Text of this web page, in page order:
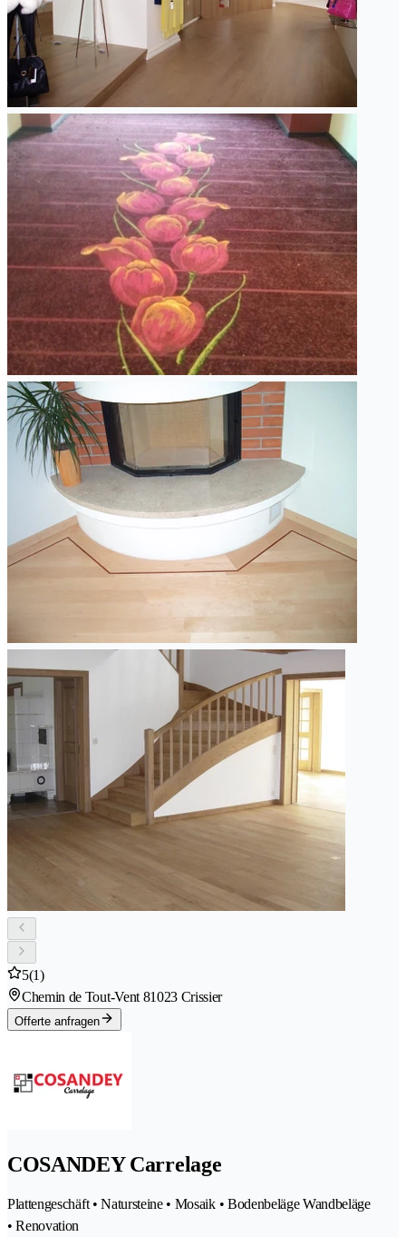
5(1)
Chemin de Tout-Vent 81023 Crissier
Offerte anfragen
COSANDEY Carrelage
Plattengeschäft • Natursteine • Mosaik • Bodenbeläge Wandbeläge
• Renovation